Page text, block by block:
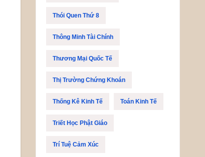
Thói Quen Thứ 8
Thông Minh Tài Chính
Thương Mại Quốc Tế
Thị Trường Chứng Khoán
Thống Kê Kinh Tế Toán Kinh Tế
Triết Học Phật Giáo
Trí Tuệ Cảm Xúc